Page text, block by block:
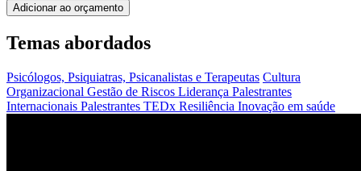
Adicionar ao orçamento
Temas abordados
Psicólogos, Psiquiatras, Psicanalistas e Terapeutas Cultura
Organizacional Gestão de Riscos Liderança Palestrantes
Internacionais Palestrantes TEDx Resiliência Inovação em saúde